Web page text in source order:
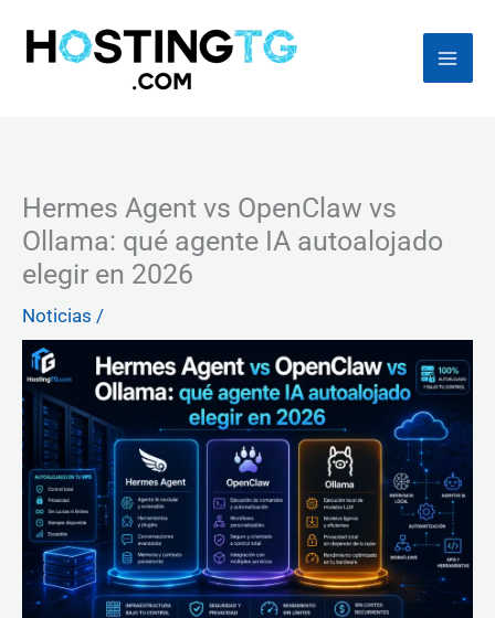
Hermes Agent vs OpenClaw vs
Ollama: qué agente IA autoalojado
elegir en 2026
Noticias /